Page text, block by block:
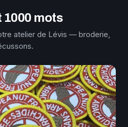
1000 mots
atelier de Lévis — broderie,